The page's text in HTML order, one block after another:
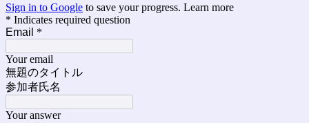
Sign in to Google to save your progress. Learn more
* Indicates required question
Email *
Your email
無題のタイトル
参加者氏名
Your answer